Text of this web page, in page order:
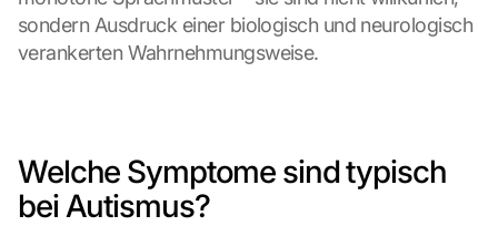
sondern Ausdruck einer biologisch und neurologisch
verankerten Wahrnehmungsweise.
Welche Symptome sind typisch
bei Autismus?